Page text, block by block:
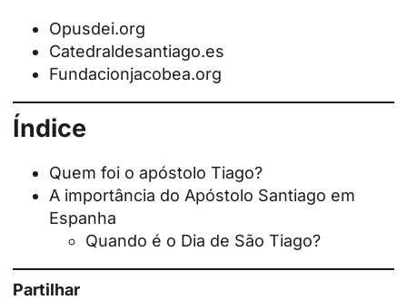
Opusdei.org
Catedraldesantiago.es
Fundacionjacobea.org
Índice
Quem foi o apóstolo Tiago?
A importância do Apóstolo Santiago em
Espanha
Quando é o Dia de São Tiago?
Partilhar